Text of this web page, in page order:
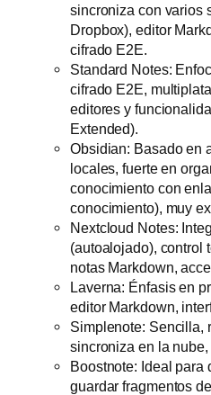
sincroniza con varios
Dropbox), editor
cifrado E2E.
Standard Notes:
cifrado E2E,
editores y
Extended).
Obsidian: Basado en
locales, fuerte en
conocimiento con
conocimiento), muy
Nextcloud Notes:
(autoalojado), control
notas Markdown,
Laverna: Énfasis en
editor Markdown,
Simplenote: Sencilla,
sincroniza en la nube,
Boostnote: Ideal para
guardar fragmentos